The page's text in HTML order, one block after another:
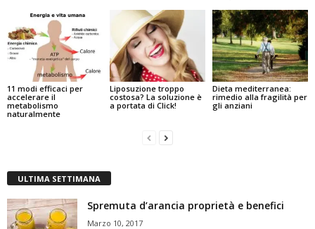
11 modi efficaci per
accelerare il
metabolismo
naturalmente
Liposuzione troppo
costosa? La soluzione è
a portata di Click!
Dieta mediterranea:
rimedio alla fragilità per
gli anziani
ULTIMA SETTIMANA
Spremuta d’arancia proprietà e benefici
Marzo 10, 2017